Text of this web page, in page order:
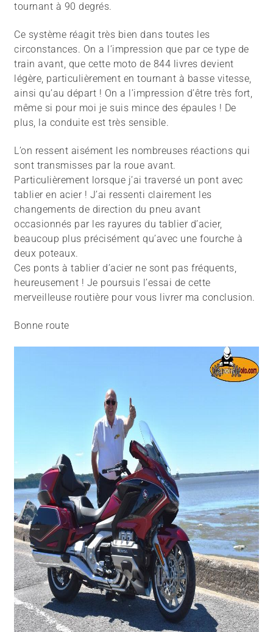
tournant à 90 degrés.
Ce système réagit très bien dans toutes les
circonstances. On a l’impression que par ce type de
train avant, que cette moto de 844 livres devient
légère, particulièrement en tournant à basse vitesse,
ainsi qu’au départ ! On a l’impression d’être très fort,
même si pour moi je suis mince des épaules ! De
plus, la conduite est très sensible.
L’on ressent aisément les nombreuses réactions qui
sont transmisses par la roue avant.
Particulièrement lorsque j’ai traversé un pont avec
tablier en acier ! J’ai ressenti clairement les
changements de direction du pneu avant
occasionnés par les rayures du tablier d’acier,
beaucoup plus précisément qu’avec une fourche à
deux poteaux.
Ces ponts à tablier d’acier ne sont pas fréquents,
heureusement ! Je poursuis l’essai de cette
merveilleuse routière pour vous livrer ma conclusion.
Bonne route